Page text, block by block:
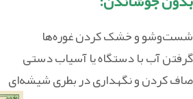
شست‌وشو و خشک‌ کردن غوره‌ها
گرفتن آب با دستگاه یا آسیاب دستی
صاف‌ کردن و نگهداری در بطری شیشه‌ای